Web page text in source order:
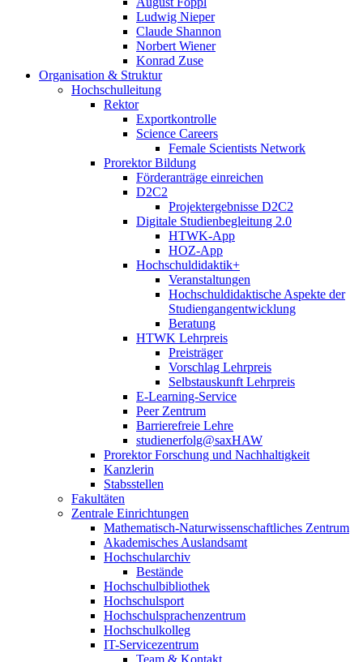
Ludwig Nieper
Claude Shannon
Norbert Wiener
Konrad Zuse
Organisation & Struktur
Hochschulleitung
Rektor
Exportkontrolle
Science Careers
Female Scientists Network
Prorektor Bildung
Förderanträge einreichen
D2C2
Projektergebnisse D2C2
Digitale Studienbegleitung 2.0
HTWK-App
HOZ-App
Hochschuldidaktik+
Veranstaltungen
Hochschuldidaktische Aspekte der
Studiengangentwicklung
Beratung
HTWK Lehrpreis
Preisträger
Vorschlag Lehrpreis
Selbstauskunft Lehrpreis
E-Learning-Service
Peer Zentrum
Barrierefreie Lehre
studienerfolg@saxHAW
Prorektor Forschung und Nachhaltigkeit
Kanzlerin
Stabsstellen
Fakultäten
Zentrale Einrichtungen
Mathematisch-Naturwissenschaftliches Zentrum
Akademisches Auslandsamt
Hochschularchiv
Bestände
Hochschulbibliothek
Hochschulsport
Hochschulsprachenzentrum
Hochschulkolleg
IT-Servicezentrum
Team & Kontakt